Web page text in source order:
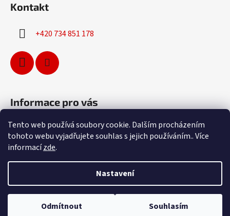
Tento web používá soubory cookie. Dalším procházením
tohoto webu vyjadřujete souhlas s jejich používáním.. Více
informacízde.
Nastavení
Odmítnout Souhlasím
Kontakt
+420 734 851 178
Informace pro vás
Obchodní podmínky
Podmínky ochrany osobních údajů
Vytvořil Shoptet
Copyright 2026
. Všechna práva